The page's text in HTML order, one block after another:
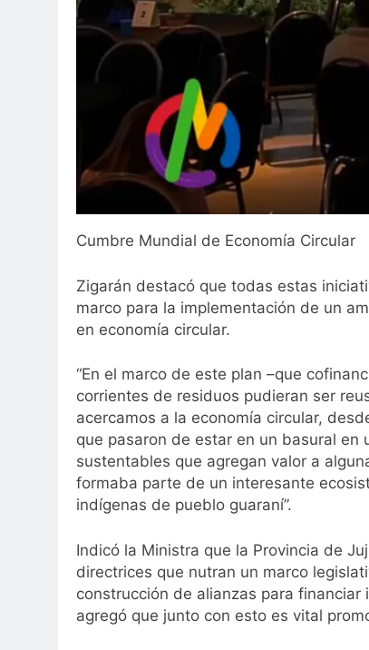
Cumbre Mundial de Economía Circular
Zigarán destacó que todas estas
marco para la implementación de un
en economía circular.
“En el marco de este plan –que
corrientes de residuos pudieran ser
acercamos a la economía circular,
que pasaron de estar en un basural
sustentables que agregan valor a
formaba parte de un interesante
indígenas de pueblo guaraní”.
Indicó la Ministra que la Provincia de
directrices que nutran un marco
construcción de alianzas para
agregó que junto con esto es vital